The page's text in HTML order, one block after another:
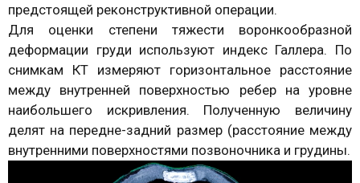
предстоящей реконструктивной операции.
Для оценки степени тяжести воронкообразной
деформации груди используют индекс Галлера. По
снимкам КТ измеряют горизонтальное расстояние
между внутренней поверхностью ребер на уровне
наибольшего искривления. Полученную величину
делят на передне-задний размер (расстояние между
внутренними поверхностями позвоночника и грудины.